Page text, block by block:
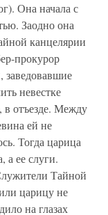
Она начала с
Заодно она
канцелярии
прокурор
заведовавшие
невестке
в отъезде. Между
ей не
Тогда царица
а ее слуги.
Тайной
царицу не
на глазах